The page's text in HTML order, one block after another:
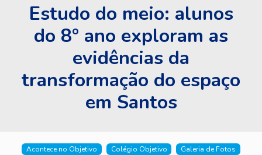
Estudo do meio: alunos
do 8º ano exploram as
evidências da
transformação do espaço
em Santos
Acontece no Objetivo Colégio Objetivo Galeria de Fotos